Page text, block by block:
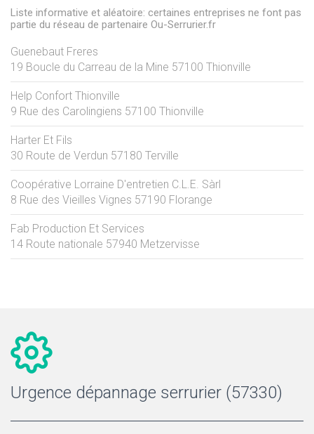
Liste informative et aléatoire: certaines entreprises ne font pas
partie du réseau de partenaire Ou-Serrurier.fr
Guenebaut Freres
19 Boucle du Carreau de la Mine 57100 Thionville
Help Confort Thionville
9 Rue des Carolingiens 57100 Thionville
Harter Et Fils
30 Route de Verdun 57180 Terville
Coopérative Lorraine D'entretien C.L.E. Sàrl
8 Rue des Vieilles Vignes 57190 Florange
Fab Production Et Services
14 Route nationale 57940 Metzervisse
Urgence dépannage serrurier (57330)